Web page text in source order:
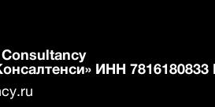
ИНН 7816180833